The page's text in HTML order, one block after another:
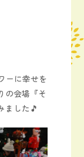
ーに幸せを
の会場『そ
ました🎵